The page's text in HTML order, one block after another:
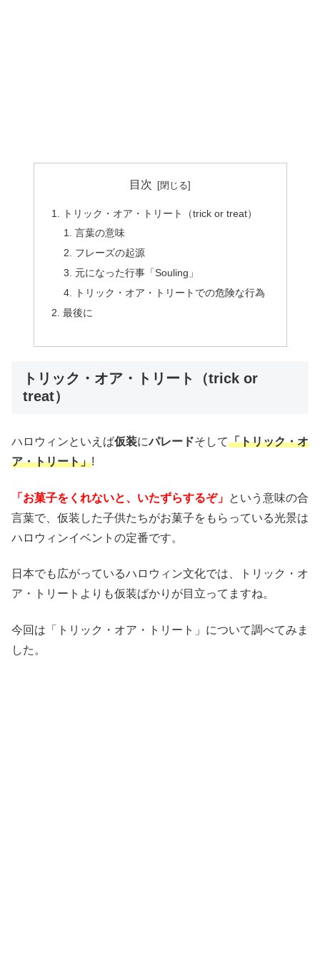
目次
トリック・オア・トリート（trick or treat）
言葉の意味
フレーズの起源
元になった行事「Souling」
トリック・オア・トリートでの危険な行為
最後に
トリック・オア・トリート（trick or
treat）
ハロウィンといえば仮装にパレードそして「トリック・オ
ア・トリート」!
「お菓子をくれないと、いたずらするぞ」 という意味の合
言葉で、仮装した子供たちがお菓子をもらっている光景は
ハロウィンイベントの定番です。
日本でも広がっているハロウィン文化では、トリック・オ
ア・トリートよりも仮装ばかりが目立ってますね。
今回は「トリック・オア・トリート」について調べてみま
した。